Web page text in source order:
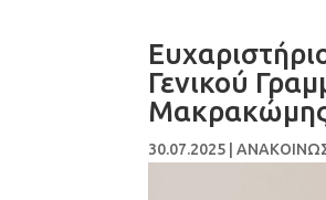
Γενικού
30.07.2025 |